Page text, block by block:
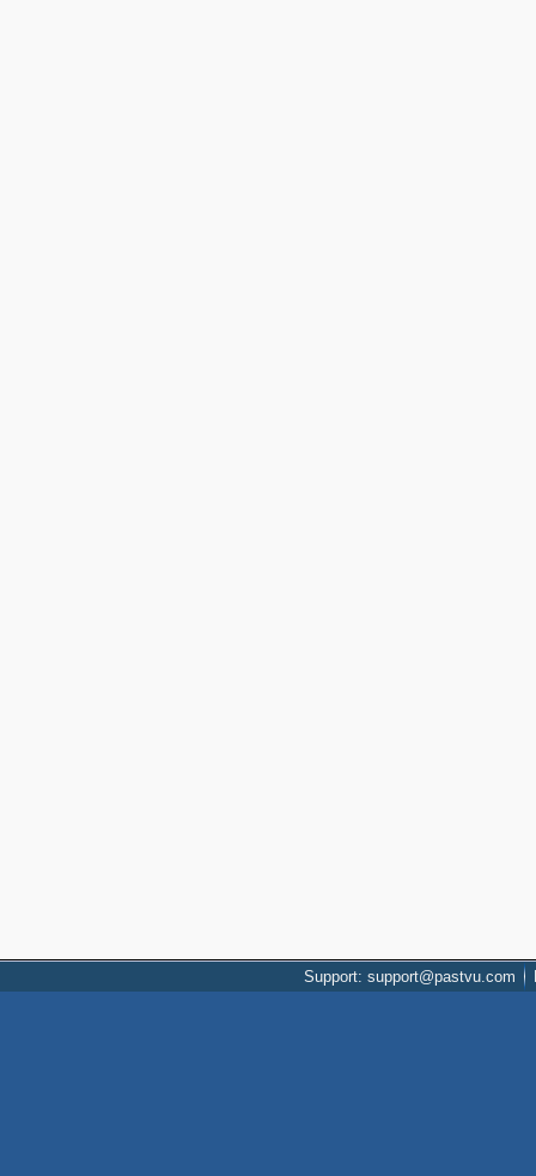
Support: support@pastvu.com